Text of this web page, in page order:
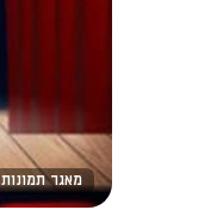
מאגר תמונות